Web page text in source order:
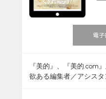
電子
『美的』、『美的.com
欲ある編集者／アシス